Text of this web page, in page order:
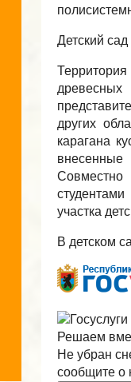
Детский
других
карагана
внесенные
Совместно
участка
В детском
Решаем
Не убран
сообщите о